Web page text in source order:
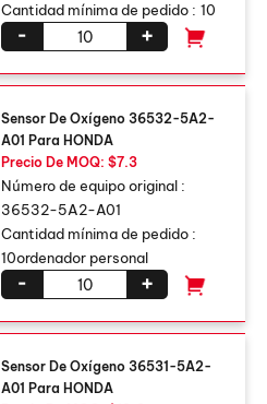
Cantidad mínima de pedido : 10
+
-
Sensor De Oxígeno 36532-5A2-
A01 Para HONDA
Precio De MOQ: $7.3
Número de equipo original :
36532-5A2-A01
Cantidad mínima de pedido :
10ordenador personal
+
-
Sensor De Oxígeno 36531-5A2-
A01 Para HONDA